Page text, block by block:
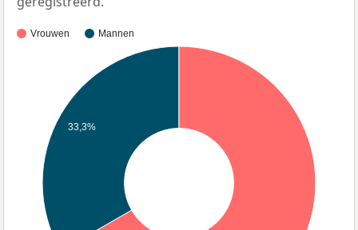
Vrouwen Mannen
33,3%